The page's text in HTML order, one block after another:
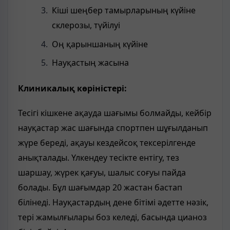
Кіші шеңбер тамырларының күйіне
склерозы, түйілуі
Оң қарыншаның күйіне
Науқастың жасына
Клиникалық көріністері:
Тесігі кішкене ақауда шағымы болмайды, кейбір
науқастар жас шағында спортпен шұғылданып
жүре береді, ақауы кездейсоқ тексерілгенде
анықталады. Үлкендеу тесікте ентігу, тез
шаршау, жүрек қағуы, шалыс соғуы пайда
болады. Бұл шағымдар 20 жастан бастап
білінеді. Науқастардың дене бітімі әдетте нәзік,
тері жамылғылары боз келеді, басында цианоз